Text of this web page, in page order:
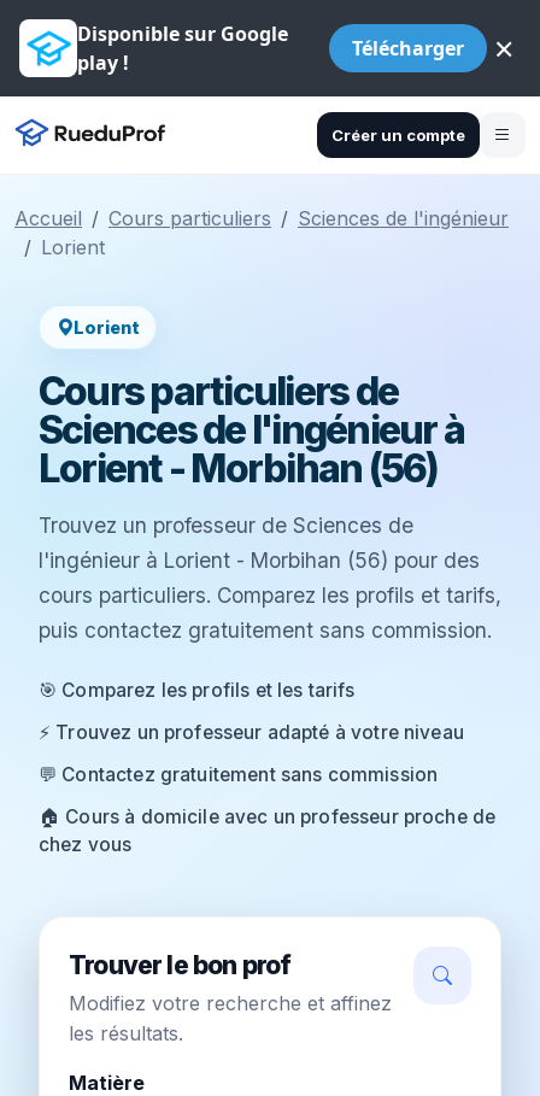
Disponible sur Google
play !
Télécharger ×
Créer un compte
Accueil Cours particuliers
Sciences de l'ingénieur
Lorient
Lorient
Cours particuliers de
Sciences de l'ingénieur à
Lorient - Morbihan (56)
Trouvez un professeur de Sciences de
l'ingénieur à Lorient - Morbihan (56) pour des
cours particuliers. Comparez les profils et tarifs,
puis contactez gratuitement sans commission.
🎯 Comparez les profils et les tarifs
⚡ Trouvez un professeur adapté à votre niveau
💬 Contactez gratuitement sans commission
🏠 Cours à domicile avec un professeur proche de
chez vous
Trouver le bon prof
Modifiez votre recherche et affinez
les résultats.
Matière